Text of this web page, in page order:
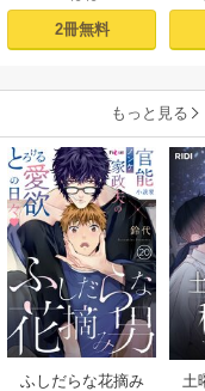
2冊無料
もっと見る
ふしだらな花摘み
土